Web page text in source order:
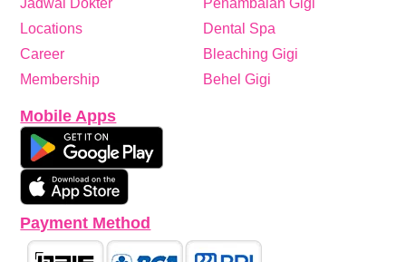
Penambalan Gigi
Dental Spa
Bleaching Gigi
Behel Gigi
Jadwal Dokter
Locations
Career
Membership
Mobile Apps
Payment Method